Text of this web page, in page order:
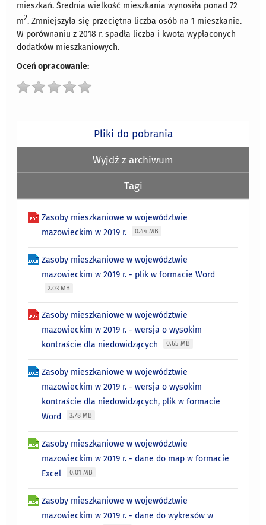
mieszkań. Średnia wielkość mieszkania wynosiła ponad 72
m2. Zmniejszyła się przeciętna liczba osób na 1 mieszkanie.
W porównaniu z 2018 r. spadła liczba i kwota wypłaconych
dodatków mieszkaniowych.
Oceń opracowanie:
Pliki do pobrania
Wyjdź z archiwum
Tagi
Zasoby mieszkaniowe w województwie
mazowieckim w 2019 r.
0.44 MB
Zasoby mieszkaniowe w województwie
mazowieckim w 2019 r. - plik w formacie Word
2.03 MB
Zasoby mieszkaniowe w województwie
mazowieckim w 2019 r. - wersja o wysokim
kontraście dla niedowidzących
0.65 MB
Zasoby mieszkaniowe w województwie
mazowieckim w 2019 r. - wersja o wysokim
kontraście dla niedowidzących, plik w formacie
Word
3.78 MB
Zasoby mieszkaniowe w województwie
mazowieckim w 2019 r. - dane do map w formacie
Excel
0.01 MB
Zasoby mieszkaniowe w województwie
mazowieckim w 2019 r. - dane do wykresów w